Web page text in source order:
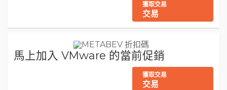
獲取交易
交易
馬上加入 VMware 的當前促銷
獲取交易
交易